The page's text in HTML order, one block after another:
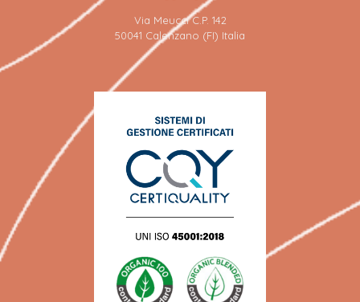
Via Meucci C.P. 142
50041 Calenzano (FI) Italia